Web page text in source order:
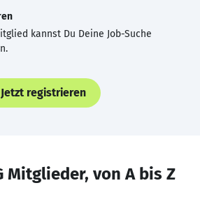
kannst Du Deine Job-Suche
Jetzt registrieren
Mitglieder, von A bis Z